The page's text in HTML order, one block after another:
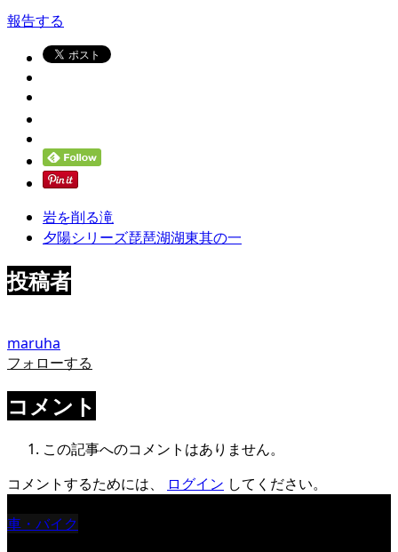
報告する
岩を削る滝
夕陽シリーズ琵琶湖湖東其の一
投稿者
maruha
フォローする
コメント
この記事へのコメントはありません。
コメントするためには、
ログイン してください。
車・バイク